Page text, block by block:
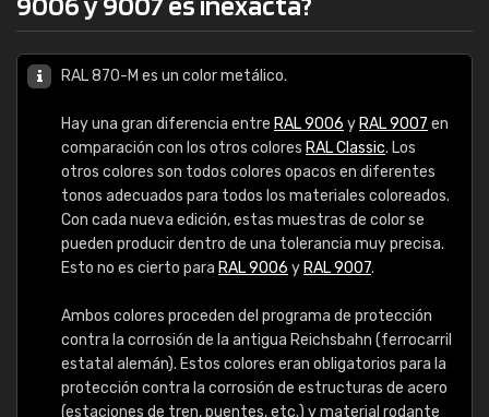
RAL 870-M es un color metálico.
Hay una gran diferencia entre RAL 9006 y RAL 9007 en
comparación con los otros colores RAL Classic. Los
otros colores son todos colores opacos en diferentes
tonos adecuados para todos los materiales coloreados.
Con cada nueva edición, estas muestras de color se
pueden producir dentro de una tolerancia muy precisa.
Esto no es cierto para RAL 9006 y RAL 9007.
Ambos colores proceden del programa de protección
contra la corrosión de la antigua Reichsbahn (ferrocarril
estatal alemán). Estos colores eran obligatorios para la
protección contra la corrosión de estructuras de acero
(estaciones de tren, puentes, etc.) y material rodante